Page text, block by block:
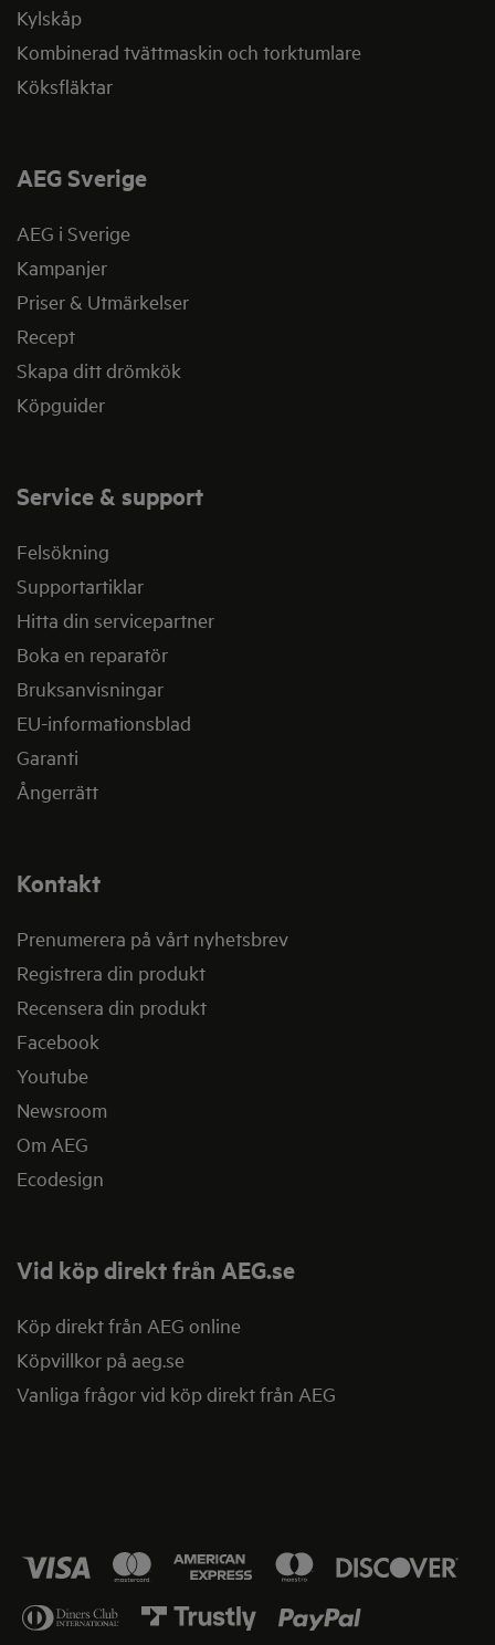
Kylskåp
Kombinerad tvättmaskin och torktumlare
Köksfläktar
AEG Sverige
AEG i Sverige
Kampanjer
Priser & Utmärkelser
Recept
Skapa ditt drömkök
Köpguider
Service & support
Felsökning
Supportartiklar
Hitta din servicepartner
Boka en reparatör
Bruksanvisningar
EU-informationsblad
Garanti
Ångerrätt
Kontakt
Prenumerera på vårt nyhetsbrev
Registrera din produkt
Recensera din produkt
Facebook
Youtube
Newsroom
Om AEG
Ecodesign
Vid köp direkt från AEG.se
Köp direkt från AEG online
Köpvillkor på aeg.se
Vanliga frågor vid köp direkt från AEG